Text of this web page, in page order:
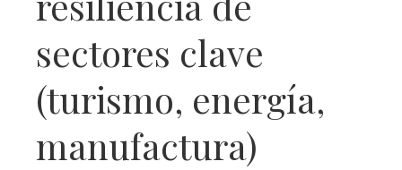
sectores clave
(turismo, energía,
manufactura)